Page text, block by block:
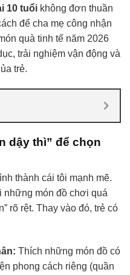
10 tuổi không đơn thuần
để cha mẹ công nhận
quà tinh tế năm 2026
trải nghiệm vận động và
trẻ.
dậy thì” để chọn
thành cái tôi mạnh mẽ.
những món đồ chơi quá
rõ rệt. Thay vào đó, trẻ có
Thích những món đồ có
phong cách riêng (quần